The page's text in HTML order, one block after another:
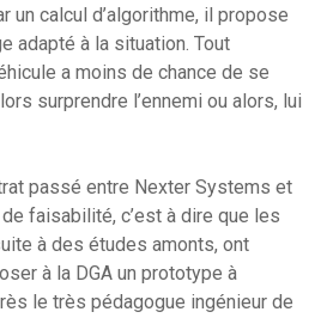
un calcul d’algorithme, il propose
adapté à la situation. Tout
a moins de chance de se
surprendre l’ennemi ou alors, lui
passé entre Nexter Systems et
de faisabilité, c’est à dire que les
à des études amonts, ont
à la DGA un prototype à
le très pédagogue ingénieur de